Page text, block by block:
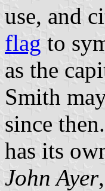
use, and
flag to
as the
Smith
since
has its
John Ayer